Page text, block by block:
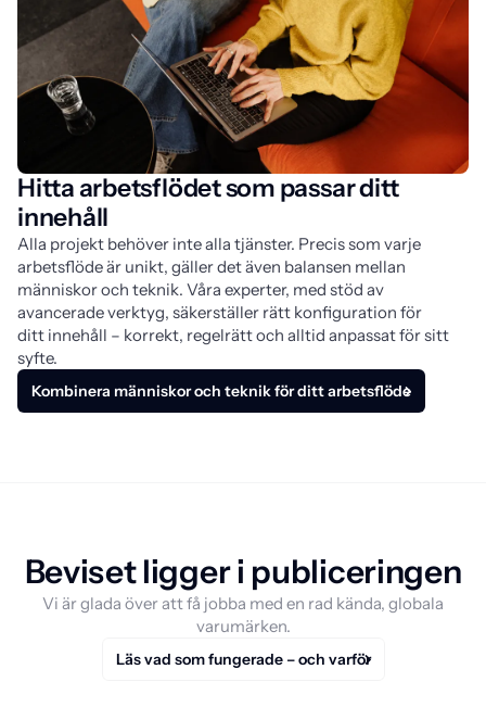
Hitta arbetsflödet som passar ditt
innehåll
Alla projekt behöver inte alla tjänster. Precis som varje
arbetsflöde är unikt, gäller det även balansen mellan
människor och teknik. Våra experter, med stöd av
avancerade verktyg, säkerställer rätt konfiguration för
ditt innehåll – korrekt, regelrätt och alltid anpassat för sitt
syfte.
Kombinera människor och teknik för ditt arbetsflöde
Beviset ligger i publiceringen
Vi är glada över att få jobba med en rad kända, globala
varumärken.
Läs vad som fungerade – och varför